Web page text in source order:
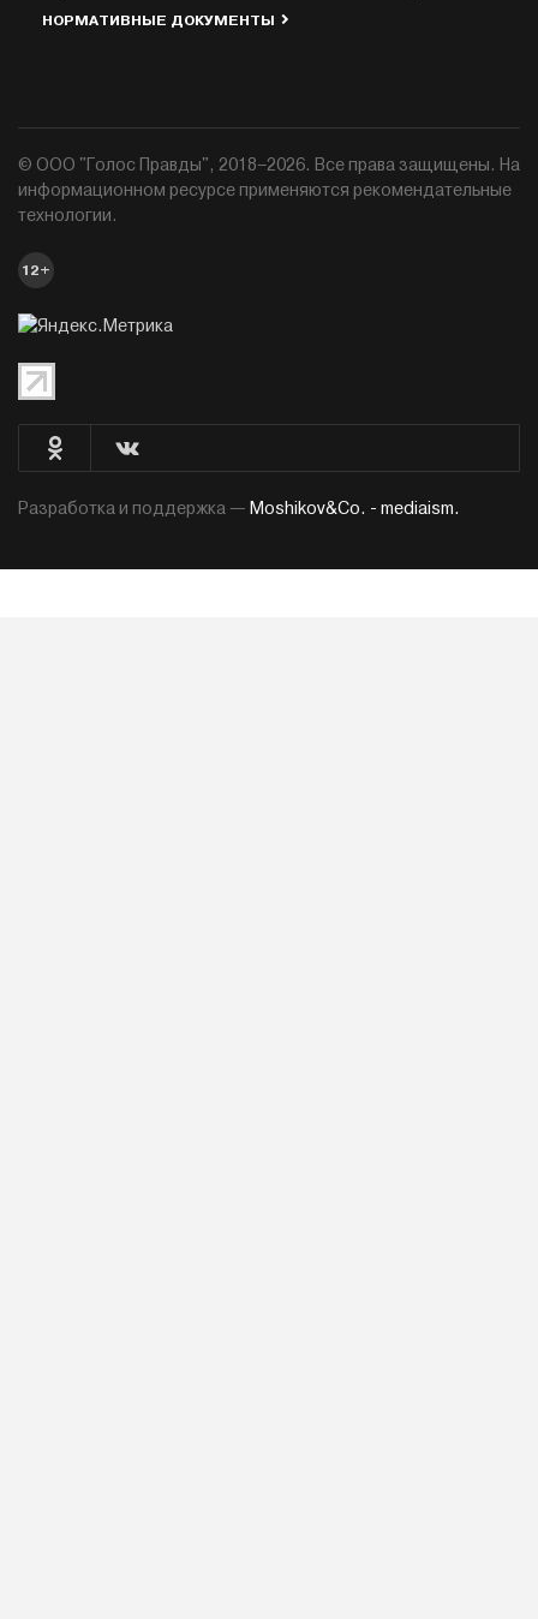
НОРМАТИВНЫЕ ДОКУМЕНТЫ
© ООО "Голос Правды", 2018–2026. Все права защищены. На
информационном ресурсе применяются рекомендательные
технологии.
12+
Разработка и поддержка — Moshikov&Co. - mediaism.